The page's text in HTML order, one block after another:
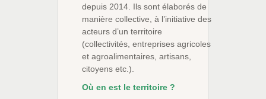
depuis 2014. Ils sont élaborés de
manière collective, à l’initiative des
acteurs d’un territoire
(collectivités, entreprises agricoles
et agroalimentaires, artisans,
citoyens etc.).
Où en est le territoire ?